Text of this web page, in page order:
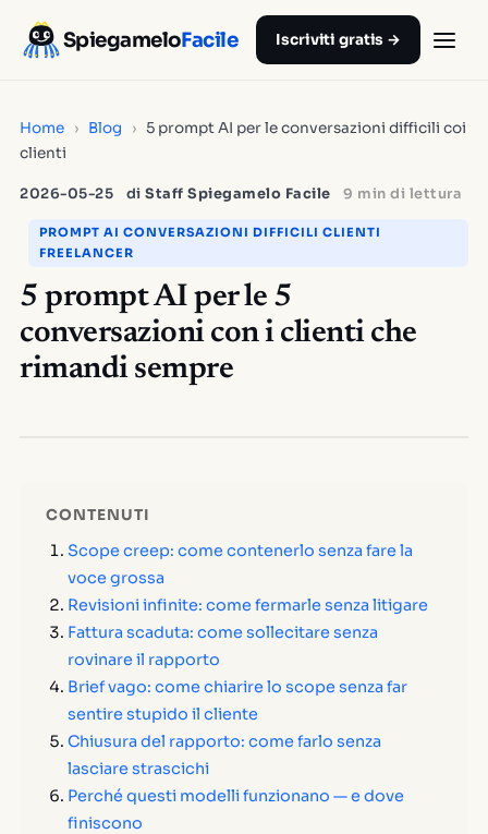
SpiegameloFacile Iscriviti gratis →
Home › Blog › 5 prompt AI per le conversazioni difficili coi
clienti
2026-05-25 di Staff Spiegamelo Facile 9 min di lettura
PROMPT AI CONVERSAZIONI DIFFICILI CLIENTI
FREELANCER
5 prompt AI per le 5
conversazioni con i clienti che
rimandi sempre
CONTENUTI
Scope creep: come contenerlo senza fare la
voce grossa
Revisioni infinite: come fermarle senza litigare
Fattura scaduta: come sollecitare senza
rovinare il rapporto
Brief vago: come chiarire lo scope senza far
sentire stupido il cliente
Chiusura del rapporto: come farlo senza
lasciare strascichi
Perché questi modelli funzionano — e dove
finiscono